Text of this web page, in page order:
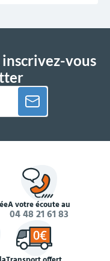
vous
À votre écoute au
04 48 21 61 83